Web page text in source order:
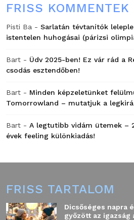
FRISS KOMMENTEK
Pisti Ba - Sarlatán tévtanítók
istentelen huhogásai (párizsi
Bart - Üdv 2025-ben! Ez vár rád a
csodás esztendőben!
Bart - Minden képzeletünket
Tomorrowland – mutatjuk a
Bart - A legtutibb vidám ütemek –
évek feeling különkiadás!
FRISS TARTALOM
Dicsőséges napra
győzött az